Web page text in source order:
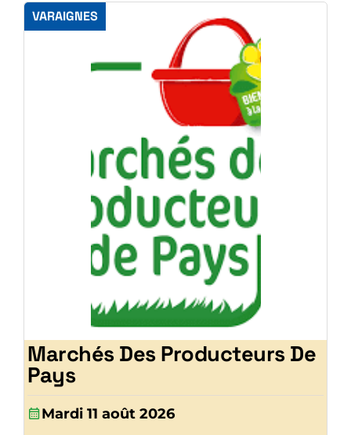
VARAIGNES
Marchés Des Producteurs De
Pays
Mardi 11 août 2026